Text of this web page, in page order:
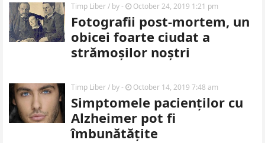
Timp Liber/ by- October 24, 2019 1:21 pm
Fotografii post-mortem, un
obicei foarte ciudat a
strămoșilor noștri
Timp Liber/ by- October 14, 2019 7:48 am
Simptomele pacienților cu
Alzheimer pot fi
îmbunătățite